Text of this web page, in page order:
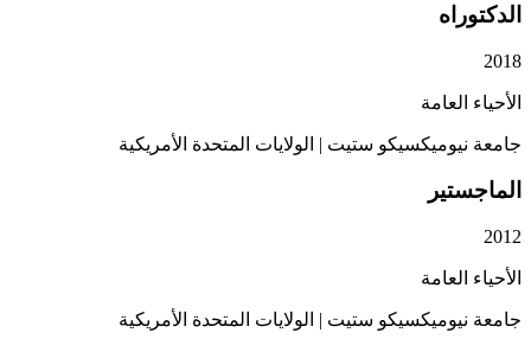
ستيت|الولايات المتحدة الأمريكية
ستيت|الولايات المتحدة الأمريكية